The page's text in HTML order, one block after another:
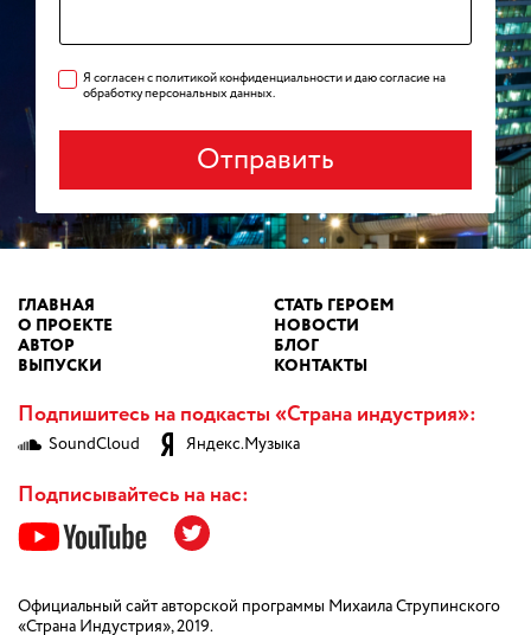
Я согласен с политикой конфиденциальности и даю согласие на
обработку персональных данных.
Отправить
ГЛАВНАЯ
О ПРОЕКТЕ
АВТОР
ВЫПУСКИ
СТАТЬ ГЕРОЕМ
НОВОСТИ
БЛОГ
КОНТАКТЫ
Подпишитесь на подкасты «Страна индустрия»:
SoundCloud Яндекс.Музыка
Подписывайтесь на нас:
Официальный сайт авторской программы Михаила Струпинского
«Страна Индустрия», 2019.